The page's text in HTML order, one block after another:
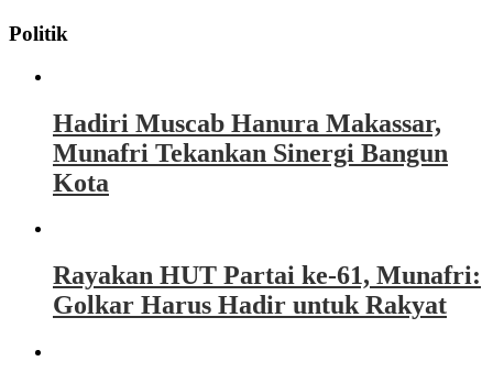
Politik
Hadiri Muscab Hanura Makassar,
Munafri Tekankan Sinergi Bangun
Kota
Rayakan HUT Partai ke-61, Munafri:
Golkar Harus Hadir untuk Rakyat